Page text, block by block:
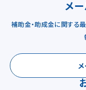
メ
補助金・助成金に関する